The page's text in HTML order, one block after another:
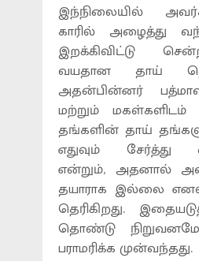
இந்நிலையில்
காரில் அழைத்து
இறக்கிவிட்டு
வயதான தாய்
அதன்பின்னர்
மற்றும் மகள்களிடம்
தங்களின் தாய்
எதுவும் சேர்த்து
என்றும், அதனால்
தயாராக இல்லை
தெரிகிறது.
தொண்டு
பராமரிக்க முன்வந்தது.